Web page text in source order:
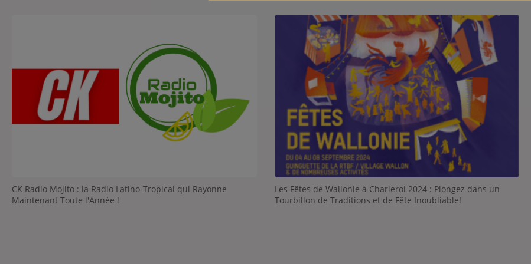
CK Radio Mojito : la Radio Latino-Tropical qui Rayonne
Maintenant Toute l'Année !
Les Fêtes de Wallonie à Charleroi 2024 : Plongez dans un
Tourbillon de Traditions et de Fête Inoubliable!